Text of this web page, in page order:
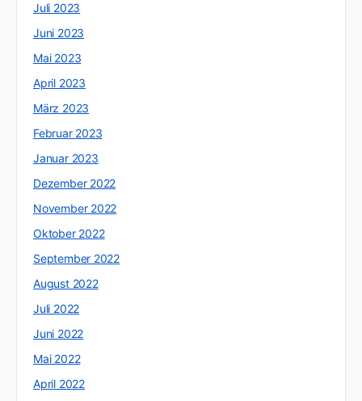
Juli 2023
Juni 2023
Mai 2023
April 2023
März 2023
Februar 2023
Januar 2023
Dezember 2022
November 2022
Oktober 2022
September 2022
August 2022
Juli 2022
Juni 2022
Mai 2022
April 2022